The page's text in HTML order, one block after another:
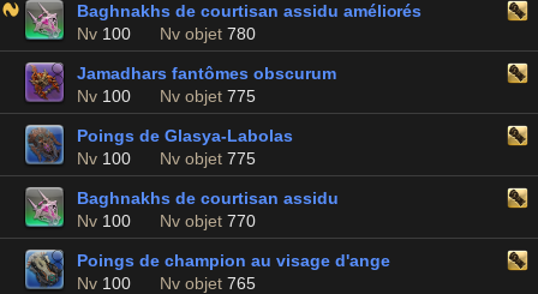
Baghnakhs de courtisan assidu améliorés
Nv 100 Nv objet 780
Jamadhars fantômes obscurum
Nv 100 Nv objet 775
Poings de Glasya-Labolas
Nv 100 Nv objet 775
Baghnakhs de courtisan assidu
Nv 100 Nv objet 770
Poings de champion au visage d'ange
Nv 100 Nv objet 765